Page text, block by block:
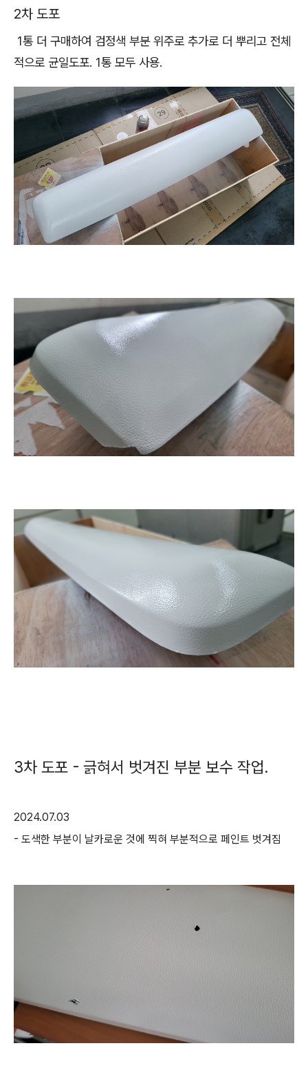
2차 도포
1통 더 구매하여 검정색 부분 위주로 추가로 더 뿌리고 전체
적으로 균일도포. 1통 모두 사용.
3차 도포 - 긁혀서 벗겨진 부분 보수 작업.
2024.07.03
- 도색한 부분이 날카로운 것에 찍혀 부분적으로 페인트 벗겨짐